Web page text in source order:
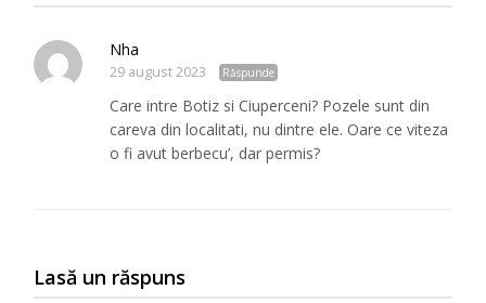
Nha
29 august 2023 Răspunde
Care intre Botiz si Ciuperceni? Pozele sunt din
careva din localitati, nu dintre ele. Oare ce viteza
o fi avut berbecu’, dar permis?
Lasă un răspuns